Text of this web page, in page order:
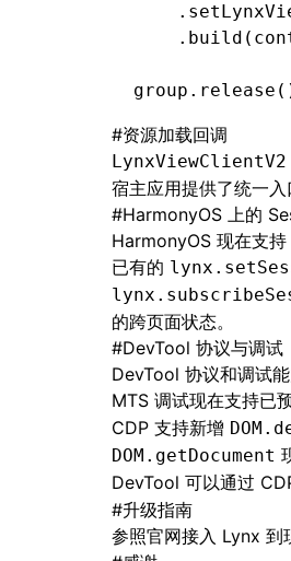
    .
    .
build
group . release
#资源加载回调
LynxViewClientV2
宿主应用提供了统一
#HarmonyOS 上的
HarmonyOS 现在支
已有的
的跨页面状态。
#DevTool 协议与调试
DevTool 协议和调试能
MTS 调试现在支持已
CDP 支持新增
DOM.getDocument
DevTool 可以通过
#升级指南
参照官网接入 Lynx 到